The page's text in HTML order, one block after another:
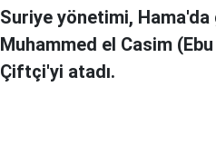
Suriye yönetimi, Hama'da
Muhammed el Casim
Çiftçi'yi atadı.